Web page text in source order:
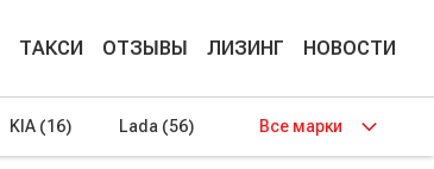
ТАКСИ ОТЗЫВЫ ЛИЗИНГ НОВОСТИ
KIA (16) Lada (56) Все марки